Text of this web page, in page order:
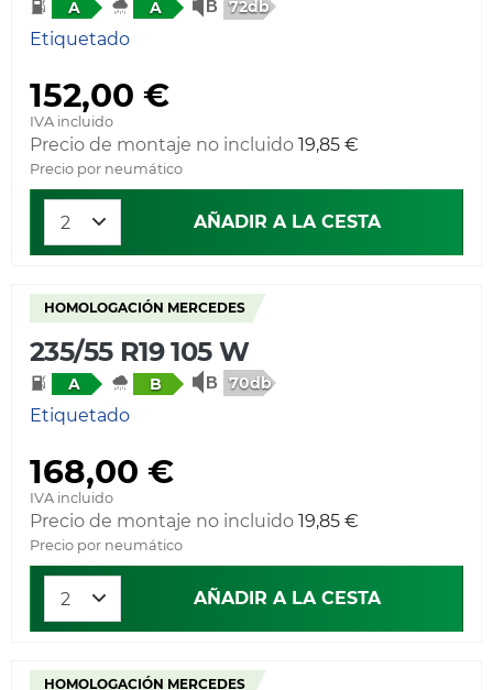
A A 72db
Etiquetado
152,00 €
IVA incluido
Precio de montaje no incluido 19,85 €
Precio por neumático
AÑADIR A LA CESTA
HOMOLOGACIÓN MERCEDES
235/55 R19 105 W
A B 70db
Etiquetado
168,00 €
IVA incluido
Precio de montaje no incluido 19,85 €
Precio por neumático
AÑADIR A LA CESTA
HOMOLOGACIÓN MERCEDES